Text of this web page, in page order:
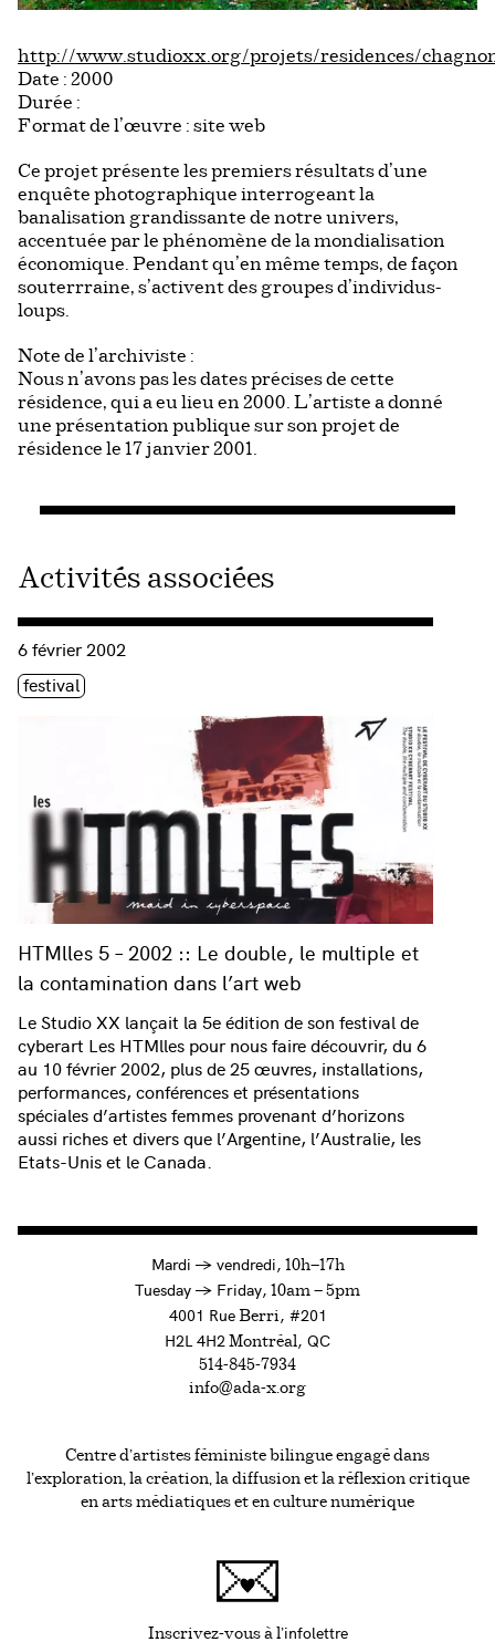
http://www.studioxx.org/projets/residences/
Date : 2000
Durée :
Format de l’œuvre : site web
Ce projet présente les premiers résultats d’une
enquête photographique interrogeant la
banalisation grandissante de notre univers,
accentuée par le phénomène de la mondialisation
économique. Pendant qu’en même temps, de façon
souterrraine, s’activent des groupes d’individus-
loups.
Note de l’archiviste :
Nous n’avons pas les dates précises de cette
résidence, qui a eu lieu en 2000. L’artiste a donné
une présentation publique sur son projet de
résidence le 17 janvier 2001.
Activités associées
HTMlles 5 – 2002 :: Le double, le multiple et
la contamination dans l’art web
Consulter « HTMlles 5 – 2002 :: Le double, le multiple et la
6 février 2002
Étiquette(s)
festival
Le Studio XX lançait la 5e édition de son festival de
cyberart Les HTMlles pour nous faire découvrir, du 6
au 10 février 2002, plus de 25 œuvres, installations,
performances, conférences et présentations
spéciales d’artistes femmes provenant d’horizons
aussi riches et divers que l’Argentine, l’Australie, les
Etats-Unis et le Canada.
Mardi →à
vendredi, 10h—17h
Tuesday →toFriday, 10am — 5pm
4001 RueBerri, #201
H2L 4H2 Montréal, QC
514-845-7934
info@ada-x.org
Centre d’artistes féministe bilingue engagé dans
l’exploration, la création, la diffusion et la réflexion critique
en arts médiatiques et en culture numérique
Inscrivez-vous à l'infolettreCe lien s'ouvrira